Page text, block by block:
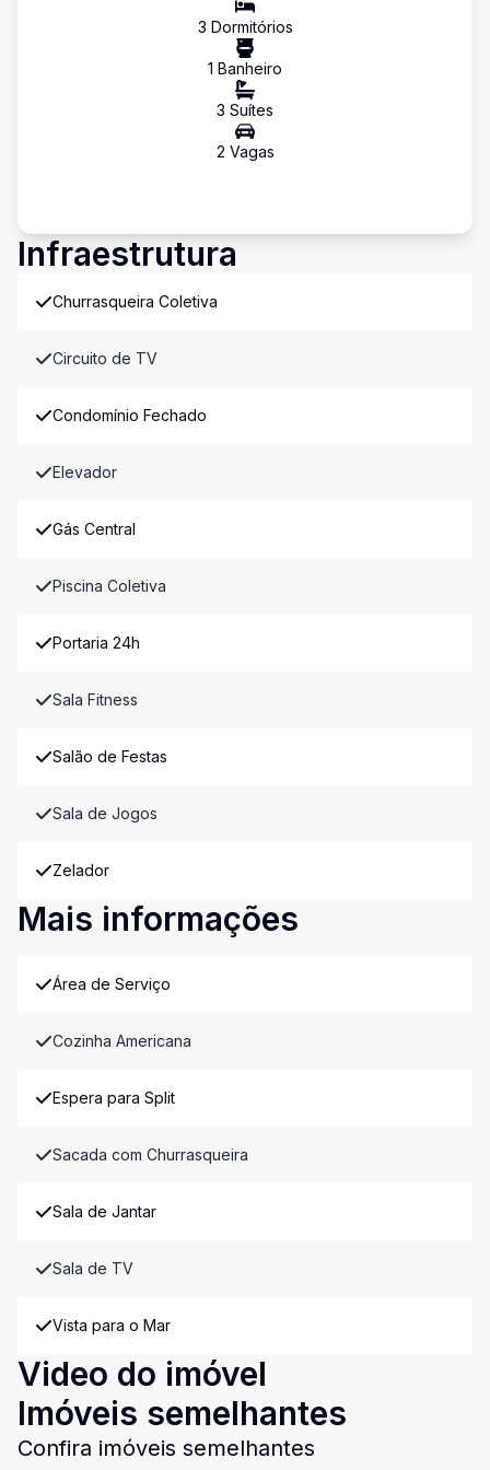
3 Dormitórios
1 Banheiro
3 Suítes
2 Vagas
Infraestrutura
Churrasqueira Coletiva
Circuito de TV
Condomínio Fechado
Elevador
Gás Central
Piscina Coletiva
Portaria 24h
Sala Fitness
Salão de Festas
Sala de Jogos
Zelador
Mais informações
Área de Serviço
Cozinha Americana
Espera para Split
Sacada com Churrasqueira
Sala de Jantar
Sala de TV
Vista para o Mar
Video do imóvel
Imóveis semelhantes
Confira imóveis semelhantes